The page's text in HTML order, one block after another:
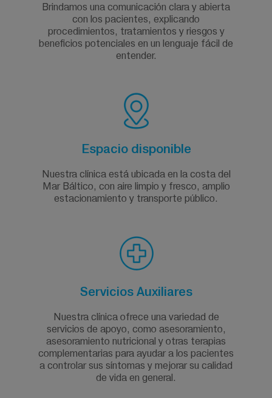
Brindamos una comunicación clara y abierta
con los pacientes, explicando
procedimientos, tratamientos y riesgos y
beneficios potenciales en un lenguaje fácil de
entender.
Espacio disponible
Nuestra clínica está ubicada en la costa del
Mar Báltico, con aire limpio y fresco, amplio
estacionamiento y transporte público.
Servicios Auxiliares
Nuestra clínica ofrece una variedad de
servicios de apoyo, como asesoramiento,
asesoramiento nutricional y otras terapias
complementarias para ayudar a los pacientes
a controlar sus síntomas y mejorar su calidad
de vida en general.